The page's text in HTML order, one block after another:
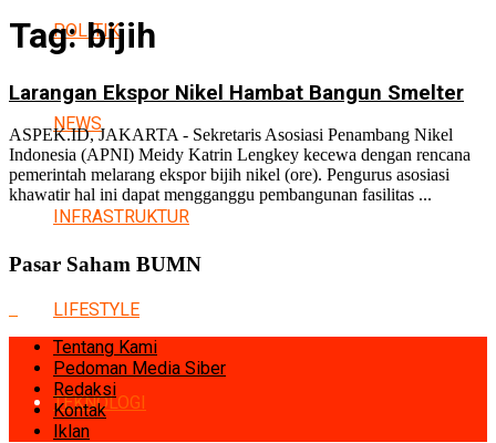
POLITIK
NEWS
INFRASTRUKTUR
LIFESTYLE
TEKNOLOGI
Tag:bijih
Larangan Ekspor Nikel Hambat Bangun Smelter
ASPEK.ID, JAKARTA - Sekretaris Asosiasi Penambang Nikel
Indonesia (APNI) Meidy Katrin Lengkey kecewa dengan ‎rencana
pemerintah melarang ekspor bijih nikel (ore). Pengurus asosiasi
khawatir hal ini dapat mengganggu pembangunan fasilitas ...
Pasar Saham BUMN
Tentang Kami
Pedoman Media Siber
Redaksi
Kontak
Iklan